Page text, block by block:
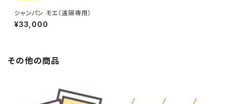
シャンパン モエ（遠隔専用）
¥33,000
その他の商品